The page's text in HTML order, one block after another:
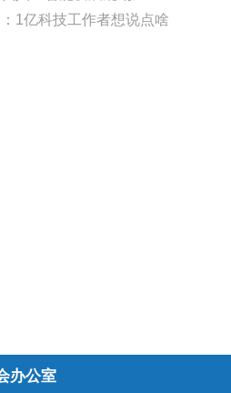
1亿科技工作者想说点啥
办公室